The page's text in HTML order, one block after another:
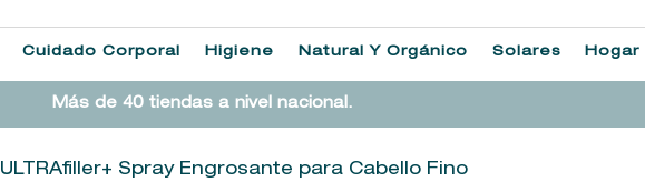
Cuidado Corporal Higiene Natural Y Orgánico Solares Hogar
Más de 40 tiendas a nivel nacional.
ULTRAfiller+ Spray Engrosante para Cabello Fino
heathcote
sol ipanema
cleanance
giftset